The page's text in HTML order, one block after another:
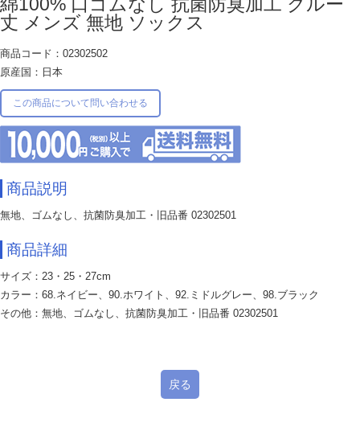
丈 メンズ 無地 ソックス
商品コード：02302502
原産国：日本
この商品について問い合わせる
商品説明
無地、ゴムなし、抗菌防臭加工・旧品番 02302501
商品詳細
サイズ：23・25・27cm
カラー：68.ネイビー、90.ホワイト、92.ミドルグレー、98.ブラック
その他：無地、ゴムなし、抗菌防臭加工・旧品番 02302501
戻る